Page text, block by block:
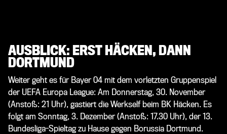
AUSBLICK: ERST HÄCKEN, DANN
DORTMUND
Weiter geht es für Bayer 04 mit dem vorletzten Gruppenspiel
der UEFA Europa League: Am Donnerstag, 30. November
(Anstoß: 21 Uhr), gastiert die Werkself beim BK Häcken. Es
folgt am Sonntag, 3. Dezember (Anstoß: 17.30 Uhr), der 13.
Bundesliga-Spieltag zu Hause gegen Borussia Dortmund.